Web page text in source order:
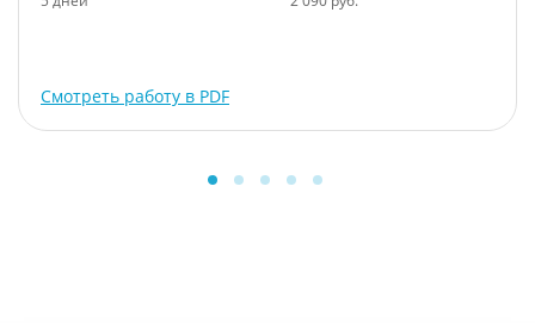
Смотреть работу в PDF